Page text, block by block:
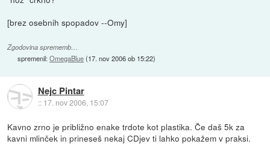
[brez osebnih spopadov --Omy]
Zgodovina sprememb…
spremenil:OmegaBlue(17. nov 2006 ob 15:22)
Nejc Pintar
:: 17. nov 2006, 15:07
Kavno zrno je približno enake trdote kot plastika. Če daš 5k za
kavni mlinček in prineseš nekaj CDjev ti lahko pokažem v praksi.